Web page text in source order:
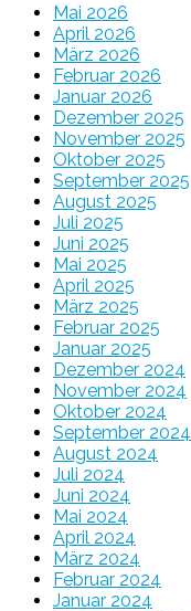
Mai 2026
April 2026
März 2026
Februar 2026
Januar 2026
Dezember 2025
November 2025
Oktober 2025
September 2025
August 2025
Juli 2025
Juni 2025
Mai 2025
April 2025
März 2025
Februar 2025
Januar 2025
Dezember 2024
November 2024
Oktober 2024
September 2024
August 2024
Juli 2024
Juni 2024
Mai 2024
April 2024
März 2024
Februar 2024
Januar 2024